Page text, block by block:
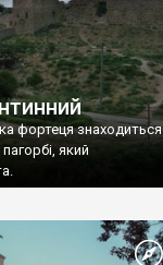
фортеця знаходиться
який